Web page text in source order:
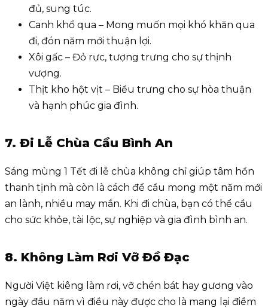
đủ, sung túc.
Canh khổ qua – Mong muốn mọi khó khăn qua
đi, đón năm mới thuận lợi.
Xôi gấc – Đỏ rực, tượng trưng cho sự thịnh
vượng.
Thịt kho hột vịt – Biểu trưng cho sự hòa thuận
và hạnh phúc gia đình.
7. Đi Lễ Chùa Cầu Bình An
Sáng mùng 1 Tết đi lễ chùa không chỉ giúp tâm hồn
thanh tịnh mà còn là cách để cầu mong một năm mới
an lành, nhiều may mắn. Khi đi chùa, bạn có thể cầu
cho sức khỏe, tài lộc, sự nghiệp và gia đình bình an.
8. Không Làm Rơi Vỡ Đồ Đạc
Người Việt kiêng làm rơi, vỡ chén bát hay gương vào
ngày đầu năm vì điều này được cho là mang lại điềm